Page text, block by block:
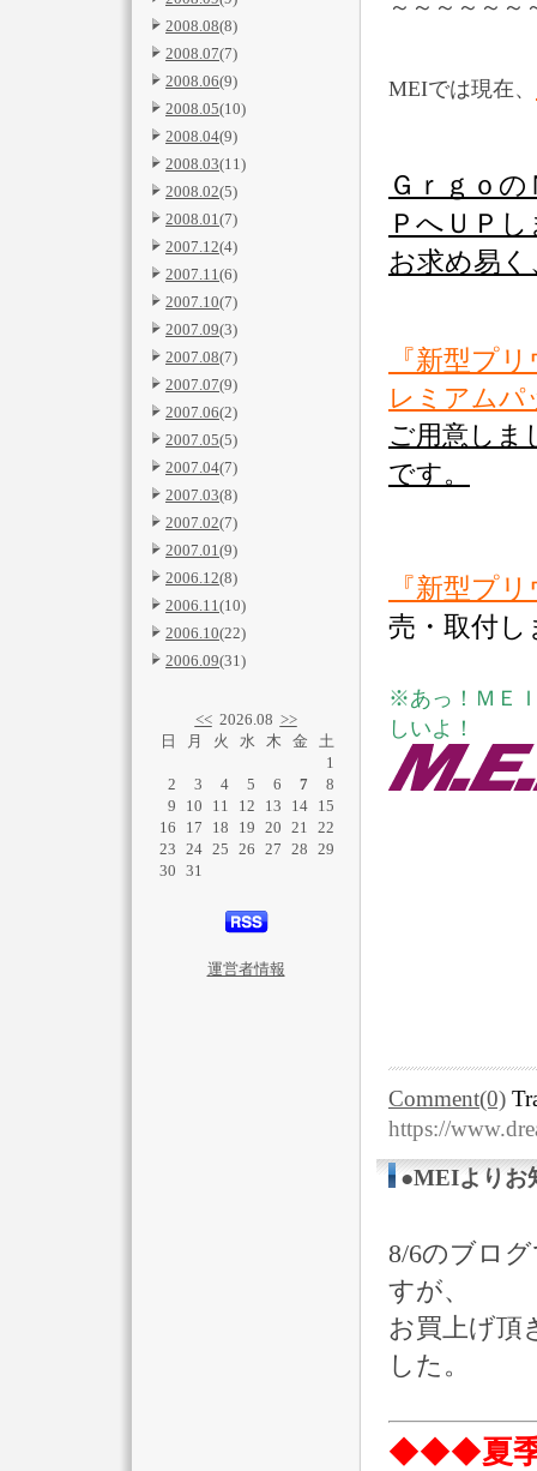
2008.08(8)
2008.07(7)
2008.06(9)
2008.05(10)
2008.04(9)
2008.03(11)
2008.02(5)
2008.01(7)
2007.12(4)
2007.11(6)
2007.10(7)
2007.09(3)
2007.08(7)
2007.07(9)
2007.06(2)
2007.05(5)
2007.04(7)
2007.03(8)
2007.02(7)
2007.01(9)
2006.12(8)
2006.11(10)
2006.10(22)
2006.09(31)
<<2026.08 >>
日
2
9
16
23
30
月
3
10
17
24
31
火
4
11
18
25
水
5
12
19
26
木
6
13
20
27
金
7
14
21
28
土
1
8
15
22
29
運営者情報
～～～～～～
MEIでは現在、
Ｇｒｇｏ
ＰへＵＰ
お求め易
『新型プ
レミアムパ
ご用意し
です。
『新型プ
売・取付し
※あっ！ＭＥ
しいよ！
Comment(0)
https://
●MEIよりお
8/6のブロ
すが、
お買上げ頂
した。
◆◆◆夏